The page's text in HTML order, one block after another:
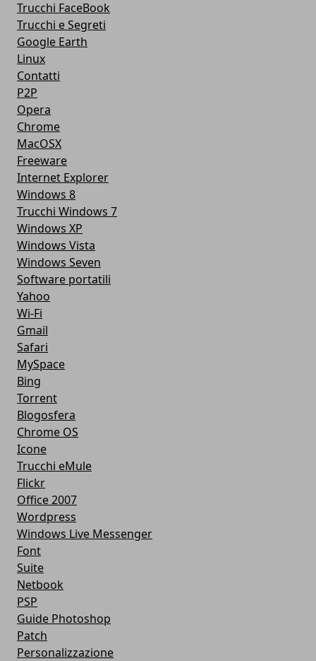
Trucchi FaceBook
Trucchi e Segreti
Google Earth
Linux
Contatti
P2P
Opera
Chrome
MacOSX
Freeware
Internet Explorer
Windows 8
Trucchi Windows 7
Windows XP
Windows Vista
Windows Seven
Software portatili
Yahoo
Wi-Fi
Gmail
Safari
MySpace
Bing
Torrent
Blogosfera
Chrome OS
Icone
Trucchi eMule
Flickr
Office 2007
Wordpress
Windows Live Messenger
Font
Suite
Netbook
PSP
Guide Photoshop
Patch
Personalizzazione